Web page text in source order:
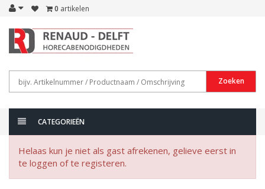
0 artikelen
Zoeken
CATEGORIEËN
Helaas kun je niet als gast afrekenen, gelieve eerst in
te loggen of te registeren.